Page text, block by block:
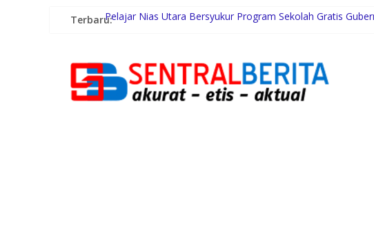
Terbaru:Pelajar Nias Utara Bersyukur Program Sekolah Gratis
Kasus Perusakan Alat Musik dan Penganiayaan Akhirnya
Kurnia Nugraha Raih Penghargaan Indonesia Public
Polres Tapsel Ungkap Kasus Pembunuhan Disertai